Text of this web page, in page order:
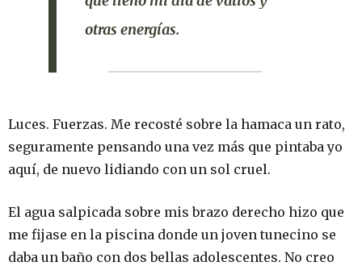
otras energías.
Luces. Fuerzas. Me recosté sobre la hamaca un rato,
seguramente pensando una vez más que pintaba yo
aquí, de nuevo lidiando con un sol cruel.
El agua salpicada sobre mis brazo derecho hizo que
me fijase en la piscina donde un joven tunecino se
daba un baño con dos bellas adolescentes. No creo